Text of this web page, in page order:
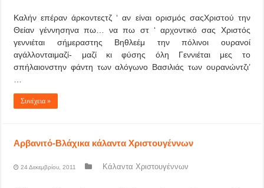
Καλήν επέραν άρκοντεςτζ ‘ αν είναι ορισμός σαςΧριστού την
Θείαν γέννησηνα πω… να πω στ ‘ αρχοντικό σας Χριστός
γεννιέται σήμεραστης Βηθλεέμ την πόλινοι ουρανοί
αγάλλονταιμαζί- μαζί κι φύσης όλη Γεννιέται μες το
σπήλαιονστην φάντη των αλόγωνο Βασιλιάς των ουρανώντζι’
Συνέχεια »
Αρβανιτό-Βλάχικα κάλαντα Χριστουγέννων
24 Δεκεμβρίου, 2011 Κάλαντα Χριστουγέννων